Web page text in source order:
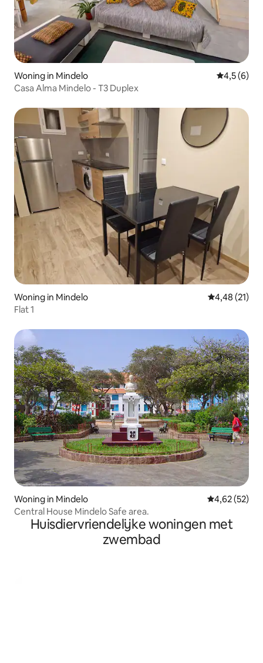
Woning in Mindelo
4,5 (6)
Casa Alma Mindelo - T3 Duplex
Woning in Mindelo Gemiddelde
4,48 (21)
Flat 1
Woning in Mindelo Gemiddelde
4,62 (52)
Central House Mindelo Safe area.
Huisdiervriendelijke woningen met
zwembad